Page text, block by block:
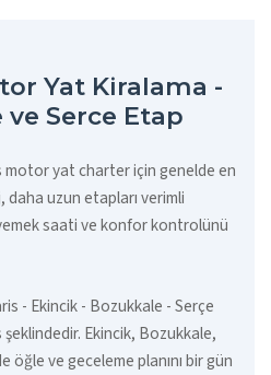
Yat Kiralama -
Serce Etap
motor yat charter için genelde en
uzun etapları verimli
saati ve konfor kontrolünü
- Ekincik - Bozukkale - Serçe
şeklindedir. Ekincik, Bozukkale,
öğle ve geceleme planını bir gün